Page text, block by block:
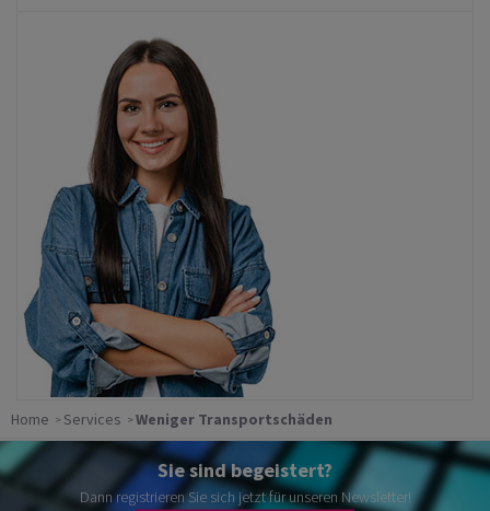
Home Services Weniger Transportschäden
Sie sind begeistert?
Dann registrieren Sie sich jetzt für unseren Newsletter!